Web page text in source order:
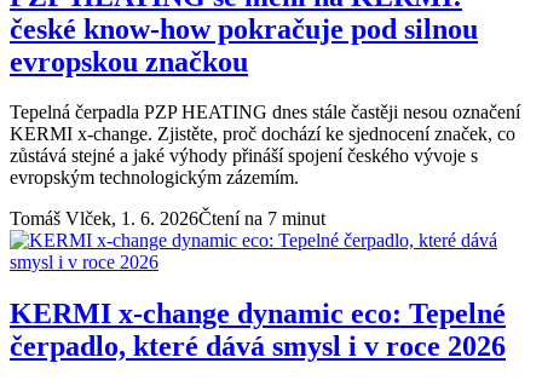
české know-how pokračuje pod silnou
evropskou značkou
Tepelná čerpadla PZP HEATING dnes stále častěji nesou označení
KERMI x-change. Zjistěte, proč dochází ke sjednocení značek, co
zůstává stejné a jaké výhody přináší spojení českého vývoje s
evropským technologickým zázemím.
Tomáš Vlček, 1. 6. 2026Čtení na 7 minut
KERMI x-change dynamic eco: Tepelné
čerpadlo, které dává smysl i v roce 2026